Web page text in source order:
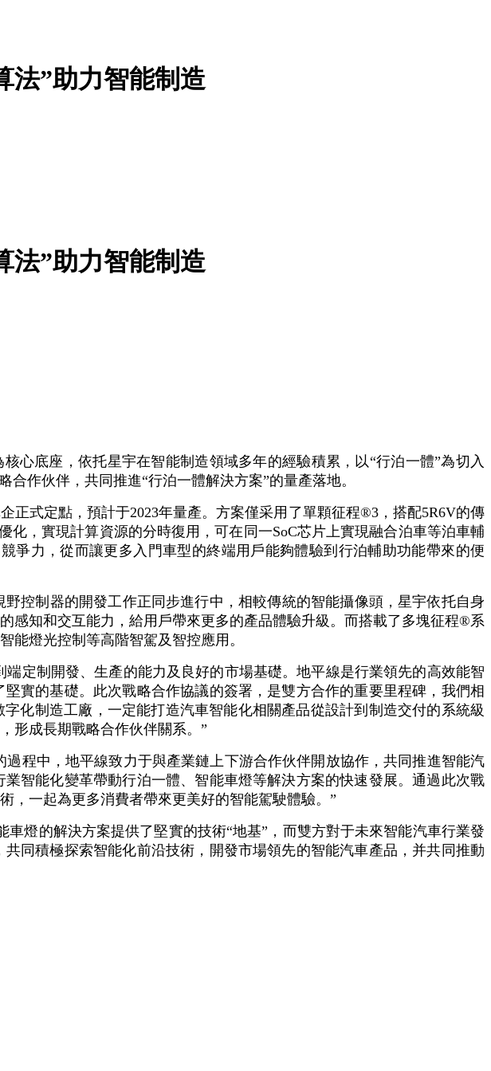
法”助力智能制造
法”助力智能制造
心底座，依托星宇在智能制造領域多年的經驗積累，以“行泊一體”為切入
作伙伴，共同推進“行泊一體解決方案”的量產落地。
式定點，預計于2023年量產。方案僅采用了單顆征程®3，搭配5R6V的傳
，實現計算資源的分時復用，可在同一SoC芯片上實現融合泊車等泊車輔
爭力，從而讓更多入門車型的終端用戶能夠體驗到行泊輔助功能帶來的便
控制器的開發工作正同步進行中，相較傳統的智能攝像頭，星宇依托自身
感知和交互能力，給用戶帶來更多的產品體驗升級。而搭載了多塊征程®系
能燈光控制等高階智駕及智控應用。
定制開發、生產的能力及良好的市場基礎。地平線是行業領先的高效能智
實的基礎。此次戰略合作協議的簽署，是雙方合作的重要里程碑，我們相
化制造工廠，一定能打造汽車智能化相關產品從設計到制造交付的系統級
形成長期戰略合作伙伴關系。”
程中，地平線致力于與產業鏈上下游合作伙伴開放協作，共同推進智能汽
智能化變革帶動行泊一體、智能車燈等解決方案的快速發展。通過此次戰
，一起為更多消費者帶來更美好的智能駕駛體驗。”
燈的解決方案提供了堅實的技術“地基”，而雙方對于未來智能汽車行業發
同積極探索智能化前沿技術，開發市場領先的智能汽車產品，并共同推動